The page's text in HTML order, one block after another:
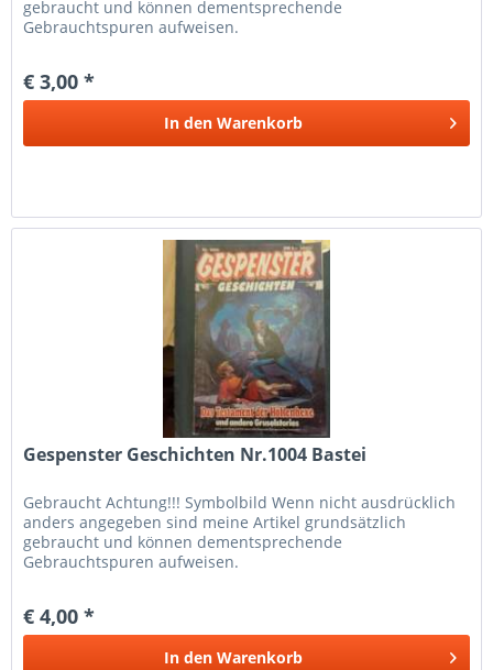
gebraucht und können dementsprechende
Gebrauchtspuren aufweisen.
€ 3,00 *
In den Warenkorb
Gespenster Geschichten Nr.1004 Bastei
Gebraucht Achtung!!! Symbolbild Wenn nicht ausdrücklich
anders angegeben sind meine Artikel grundsätzlich
gebraucht und können dementsprechende
Gebrauchtspuren aufweisen.
€ 4,00 *
In den Warenkorb